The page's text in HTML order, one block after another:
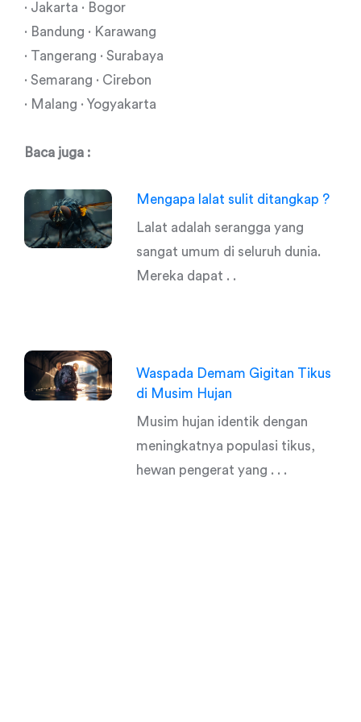
· Jakarta · Bogor
· Bandung · Karawang
· Tangerang · Surabaya
· Semarang · Cirebon
· Malang · Yogyakarta
Baca juga :
Mengapa lalat sulit ditangkap ?
Lalat adalah serangga yang
sangat umum di seluruh dunia.
Mereka dapat . .
Waspada Demam Gigitan Tikus
di Musim Hujan
Musim hujan identik dengan
meningkatnya populasi tikus,
hewan pengerat yang . . .